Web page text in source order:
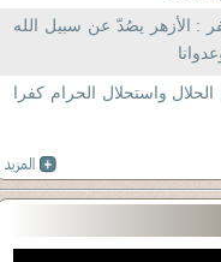
: الأزهر يصُدّ عن سبيل الله
الحلال واستحلال الحرام كفرا